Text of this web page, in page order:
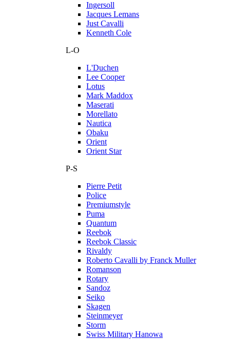
Ingersoll
Jacques Lemans
Just Cavalli
Kenneth Cole
L-O
L'Duchen
Lee Cooper
Lotus
Mark Maddox
Maserati
Morellato
Nautica
Obaku
Orient
Orient Star
P-S
Pierre Petit
Police
Premiumstyle
Puma
Quantum
Reebok
Reebok Classic
Rivaldy
Roberto Cavalli by Franck Muller
Romanson
Rotary
Sandoz
Seiko
Skagen
Steinmeyer
Storm
Swiss Military Hanowa